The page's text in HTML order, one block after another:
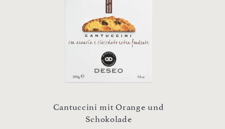
Cantuccini mit Orange und
Schokolade